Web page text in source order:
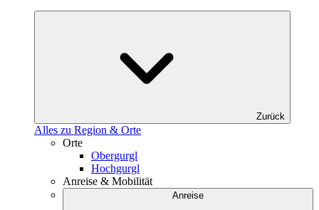
Zurück
Alles zu Region & Orte
Orte
Obergurgl
Hochgurgl
Anreise & Mobilität
Anreise